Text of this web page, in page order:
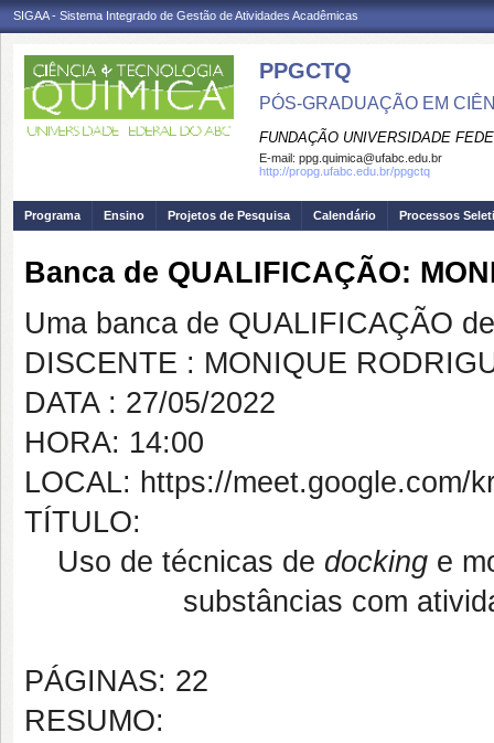
SIGAA - Sistema Integrado de Gestão de Atividades Acadêmicas
PPGCTQ
PÓS-GRADUAÇÃO EM
FUNDAÇÃO UNIVERSIDADE
E-mail: ppg.quimica@ufabc.edu.br
http://propg.ufabc.edu.br/ppgctq
Programa Ensino Projetos de Pesquisa Calendário Processos
Banca de QUALIFICAÇÃO:
Uma banca de QUALIFICAÇÃO
DISCENTE : MONIQUE
DATA : 27/05/2022
HORA: 14:00
LOCAL: https://meet.google.com/
TÍTULO:
Uso de técnicas de dockinge
substâncias com
PÁGINAS: 22
RESUMO: